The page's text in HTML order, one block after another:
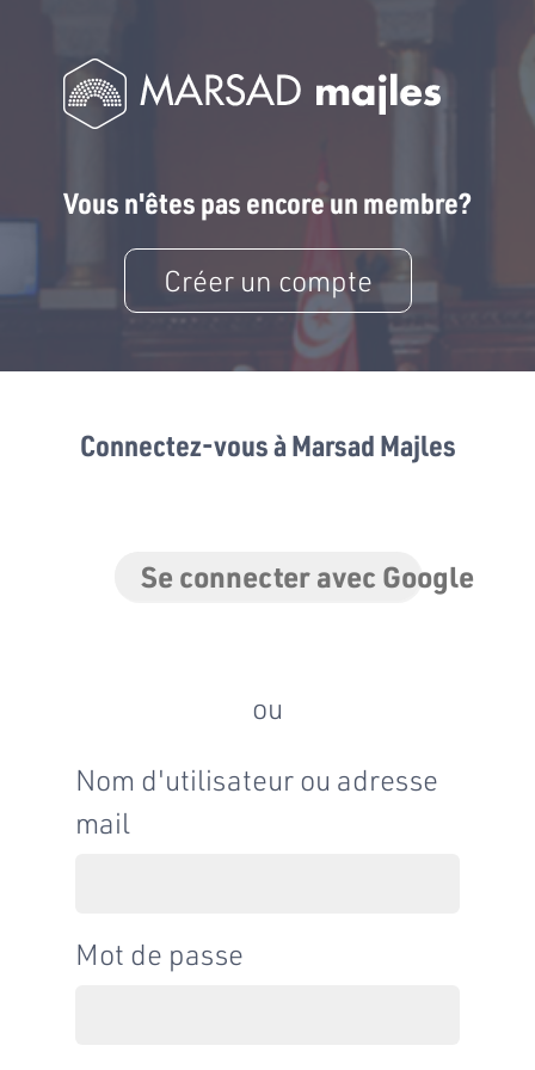
Vous n'êtes pas encore un membre?
Créer un compte
Connectez-vous à Marsad Majles
Se connecter avec Google
ou
Nom d'utilisateur ou adresse
mail
Mot de passe